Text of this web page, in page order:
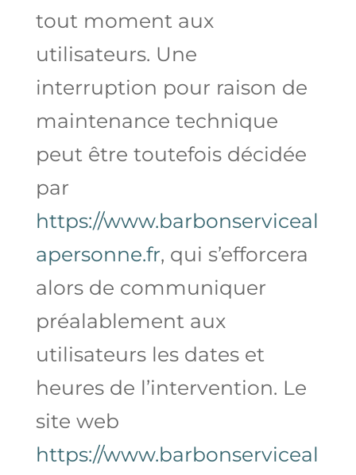
tout moment aux
utilisateurs. Une
interruption pour raison de
maintenance technique
peut être toutefois décidée
par
https://www.barbonserviceal
apersonne.fr, qui s’efforcera
alors de communiquer
préalablement aux
utilisateurs les dates et
heures de l’intervention. Le
site web
https://www.barbonserviceal